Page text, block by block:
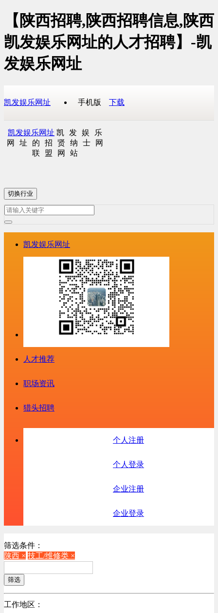
【陕西招聘,陕西招聘信息,陕西
凯发娱乐网址的人才招聘】-凯
发娱乐网址
凯发娱乐网址 手机版 下载
凯发娱乐网址 凯发娱乐
网址的招贤纳士网
联盟网站
切换行业
凯发娱乐网址
人才推荐
职场资讯
猎头招聘
个人注册
个人登录
企业注册
企业登录
筛选条件：
陕西 × 技工/维修类 ×
筛选
工作地区：